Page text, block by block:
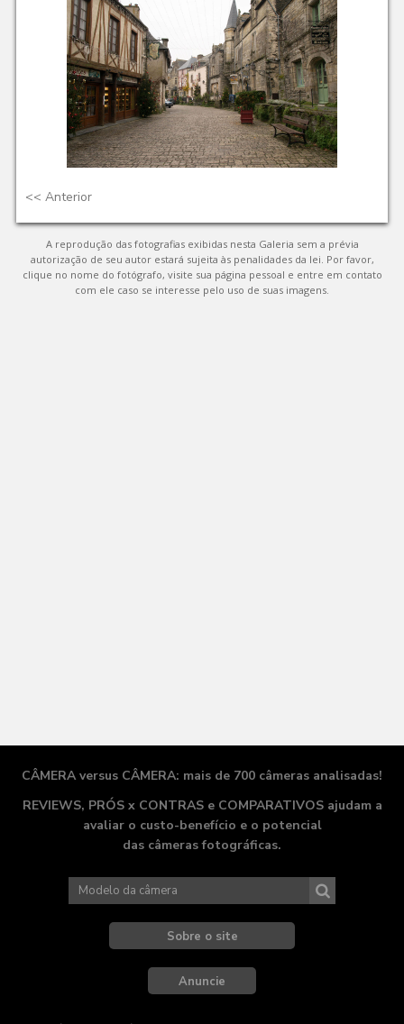
<< Anterior
A reprodução das fotografias exibidas nesta Galeria sem a prévia
autorização de seu autor estará sujeita às penalidades da lei. Por favor,
clique no nome do fotógrafo, visite sua página pessoal e entre em contato
com ele caso se interesse pelo uso de suas imagens.
CÂMERA versus CÂMERA: mais de 700 câmeras analisadas!
REVIEWS, PRÓS x CONTRAS e COMPARATIVOS ajudam a
avaliar o custo-benefício e o potencial
das câmeras fotográficas.
Sobre o site
Anuncie